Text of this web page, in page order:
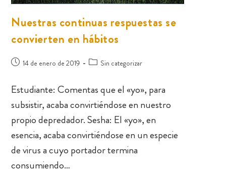
Nuestras continuas respuestas se
convierten en hábitos
14 de enero de 2019 Sin categorizar
Estudiante: Comentas que el «yo», para
subsistir, acaba convirtiéndose en nuestro
propio depredador. Sesha: El «yo», en
esencia, acaba convirtiéndose en un especie
de virus a cuyo portador termina
consumiendo…